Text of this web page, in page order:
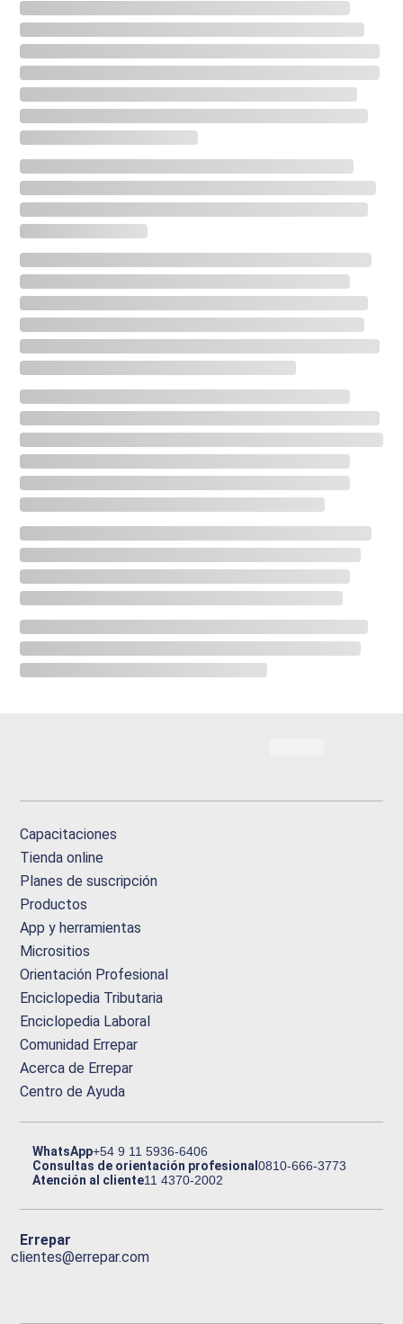
Capacitaciones
Tienda online
Planes de suscripción
Productos
App y herramientas
Micrositios
Orientación Profesional
Enciclopedia Tributaria
Enciclopedia Laboral
Comunidad Errepar
Acerca de Errepar
Centro de Ayuda
WhatsApp+54 9 11 5936-6406
Consultas de orientación profesional0810-666-3773
Atención al cliente11 4370-2002
Errepar
clientes@errepar.com